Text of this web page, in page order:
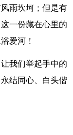
雨坎坷；但是有
一份藏在心里的
爱河！
我们举起手中的
结同心、白头偕